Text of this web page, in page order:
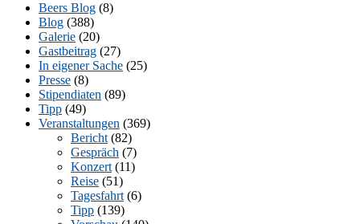
Beers Blog (8)
Blog (388)
Galerie (20)
Gastbeitrag (27)
In eigener Sache (25)
Presse (8)
Stipendiaten (89)
Tipp (49)
Veranstaltungen (369)
Bericht (82)
Gespräch (7)
Konzert (11)
Reise (51)
Tagesfahrt (6)
Tipp (139)